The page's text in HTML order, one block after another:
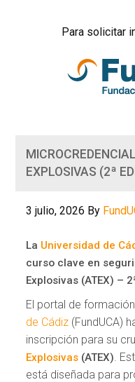
Para solicitar
EXPLOSIVAS (2ª
3 julio, 2026 By
La Universidad de
curso clave en
Explosivas (ATEX) –
El portal de
de Cádiz (FundUCA)
inscripción para su
Explosivas (ATEX).
está diseñada para